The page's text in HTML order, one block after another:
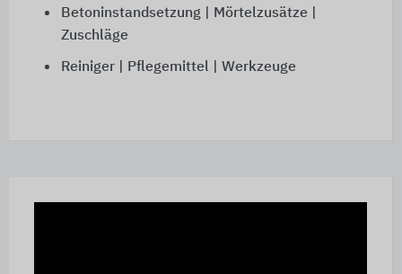
Betoninstandsetzung | Mörtelzusätze |
Zuschläge
Reiniger | Pflegemittel | Werkzeuge